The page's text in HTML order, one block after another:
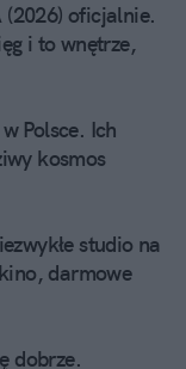
(2026) oficjalnie.
i to wnętrze,
Polsce. Ich
kosmos
studio na
darmowe
dobrze.